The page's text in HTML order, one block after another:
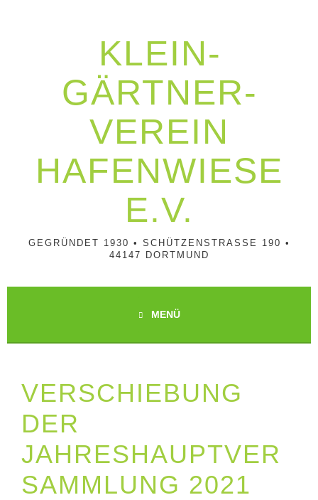
KLEIN­
GÄRTNER­
VEREIN
HAFENWIESE
E.V.
GEGRÜNDET 1930 • SCHÜTZENSTRASSE 190 • 4
4147 DORTMUND
MENÜ
VERSCHIEBUNG
DER
JAHRESHAUPTVER
SAMMLUNG 2021